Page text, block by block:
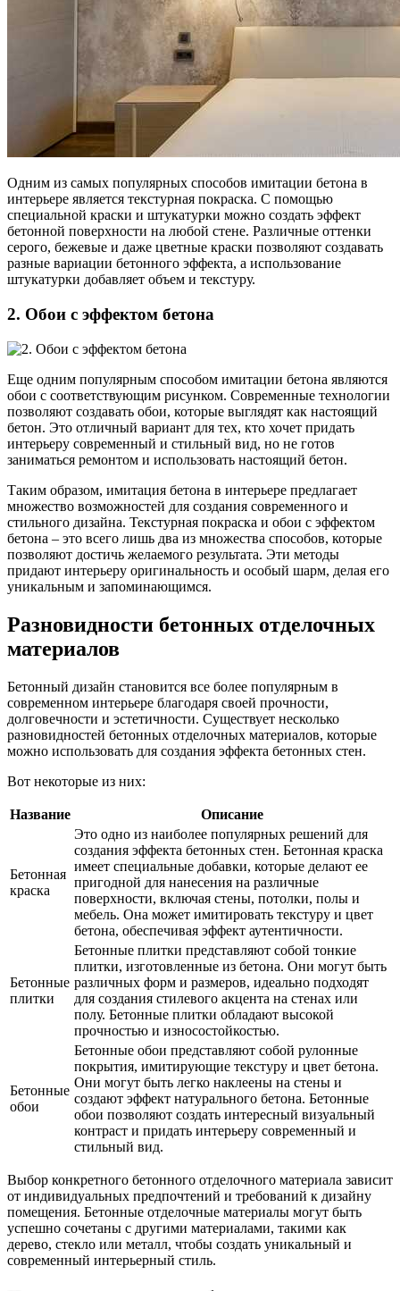
Одним из самых популярных способов имитации бетона в
интерьере является текстурная покраска. С помощью
специальной краски и штукатурки можно создать эффект
бетонной поверхности на любой стене. Различные оттенки
серого, бежевые и даже цветные краски позволяют создавать
разные вариации бетонного эффекта, а использование
штукатурки добавляет объем и текстуру.
2. Обои с эффектом бетона
Еще одним популярным способом имитации бетона являются
обои с соответствующим рисунком. Современные технологии
позволяют создавать обои, которые выглядят как настоящий
бетон. Это отличный вариант для тех, кто хочет придать
интерьеру современный и стильный вид, но не готов
заниматься ремонтом и использовать настоящий бетон.
Таким образом, имитация бетона в интерьере предлагает
множество возможностей для создания современного и
стильного дизайна. Текстурная покраска и обои с эффектом
бетона – это всего лишь два из множества способов, которые
позволяют достичь желаемого результата. Эти методы
придают интерьеру оригинальность и особый шарм, делая его
уникальным и запоминающимся.
Разновидности бетонных отделочных
материалов
Бетонный дизайн становится все более популярным в
современном интерьере благодаря своей прочности,
долговечности и эстетичности. Существует несколько
разновидностей бетонных отделочных материалов, которые
можно использовать для создания эффекта бетонных стен.
Вот некоторые из них:
Название Описание
Бетонная
краска
Это одно из наиболее популярных решений для
создания эффекта бетонных стен. Бетонная краска
имеет специальные добавки, которые делают ее
пригодной для нанесения на различные
поверхности, включая стены, потолки, полы и
мебель. Она может имитировать текстуру и цвет
бетона, обеспечивая эффект аутентичности.
Бетонные
плитки
Бетонные плитки представляют собой тонкие
плитки, изготовленные из бетона. Они могут быть
различных форм и размеров, идеально подходят
для создания стилевого акцента на стенах или
полу. Бетонные плитки обладают высокой
прочностью и износостойкостью.
Бетонные
обои
Бетонные обои представляют собой рулонные
покрытия, имитирующие текстуру и цвет бетона.
Они могут быть легко наклеены на стены и
создают эффект натурального бетона. Бетонные
обои позволяют создать интересный визуальный
контраст и придать интерьеру современный и
стильный вид.
Выбор конкретного бетонного отделочного материала зависит
от индивидуальных предпочтений и требований к дизайну
помещения. Бетонные отделочные материалы могут быть
успешно сочетаны с другими материалами, такими как
дерево, стекло или металл, чтобы создать уникальный и
современный интерьерный стиль.